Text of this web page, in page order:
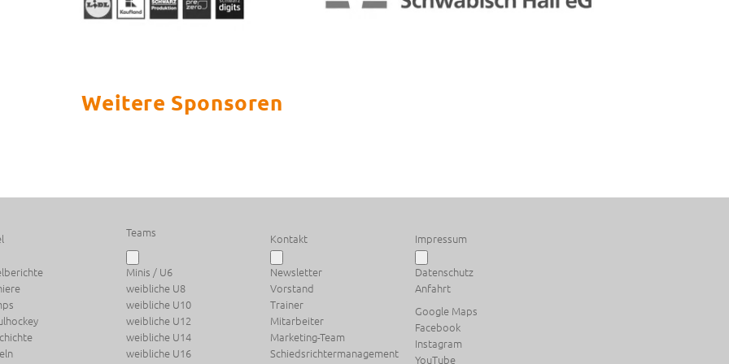
Weitere Sponsoren
Teams
Minis / U6
weibliche U8
weibliche U10
weibliche U12
weibliche U14
weibliche U16
Kontakt
Newsletter
Vorstand
Trainer
Mitarbeiter
Marketing-Team
Schiedsrichtermanagement
Impressum
Datenschutz
Anfahrt
Google Maps
Facebook
Instagram
YouTube